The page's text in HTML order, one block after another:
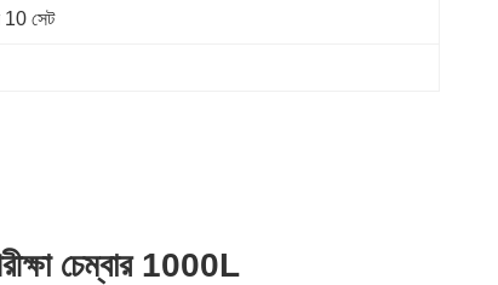
10 সেট
চেম্বার 1000L